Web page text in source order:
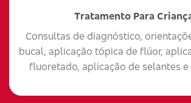
Tratamento Para
Consultas de diagnóstico,
bucal, aplicação tópica de flúor,
fluoretado, aplicação de selantes e